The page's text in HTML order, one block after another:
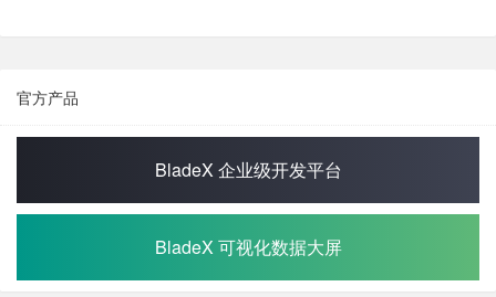
官方产品
BladeX 企业级开发平台
BladeX 可视化数据大屏